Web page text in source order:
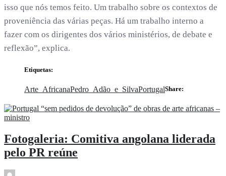
isso que nós temos feito. Um trabalho sobre os contextos de
proveniência das várias peças. Há um trabalho interno a
fazer com os dirigentes dos vários ministérios, de debate e
reflexão”, explica.
Etiquetas:
Arte_AfricanaPedro_Adão_e_SilvaPortugalShare:
Fotogaleria: Comitiva angolana liderada
pelo PR reúne